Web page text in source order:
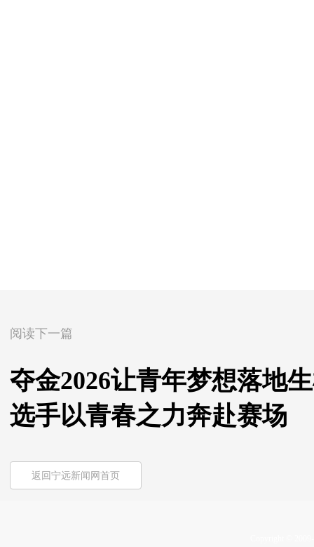
阅读下一篇
夺金2026让青年梦想落地
选手以青春之力奔赴赛场
返回宁远新闻网首页